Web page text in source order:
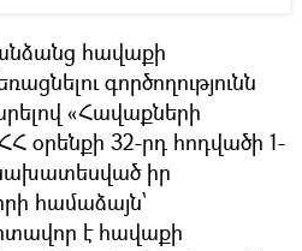
հավաքի
գործողությունն
«Հավաքների
օրենքի 32-րդ հոդվածի 1-
իր
համաձայն՝
է հավաքի